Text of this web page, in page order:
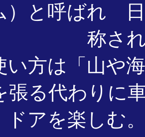
）と呼ばれ
称さ
い方は「山や
張る代わりに
ドアを楽しむ